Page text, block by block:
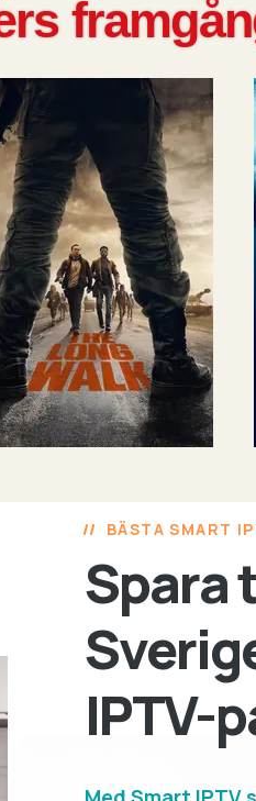
BÄSTA SMART
Spara
IPTV-